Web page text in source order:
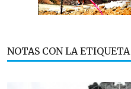
NOTAS CON LA ETIQUETA